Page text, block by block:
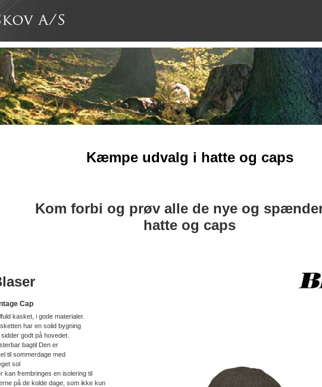
Kæmpe udvalg i hatte og caps
Kom forbi og prøv alle de nye og
hatte og caps
Cap
kasket, i gode materialer.
har en solid bygning
sidder godt på hovedet.
bagtil Den er
til sommerdage med
sol
kan frembringes en isolering til
på de kolde dage, som ikke kun